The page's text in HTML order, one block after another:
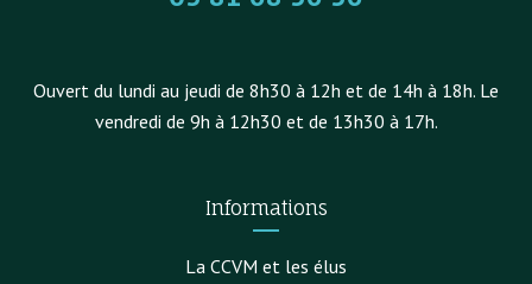
Ouvert du lundi au jeudi de 8h30 à 12h et de 14h à 18h. Le
vendredi de 9h à 12h30 et de 13h30 à 17h.
Informations
La CCVM et les élus